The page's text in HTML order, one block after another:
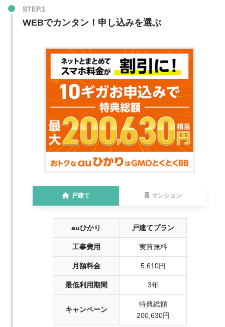
WEBでカンタン！申し込みを選ぶ
戸建て マンション
auひかり 戸建てプラン
工事費用 実質無料
月額料金 5,610円
最低利用期間 3年
キャンペーン
特典総額
200,630円